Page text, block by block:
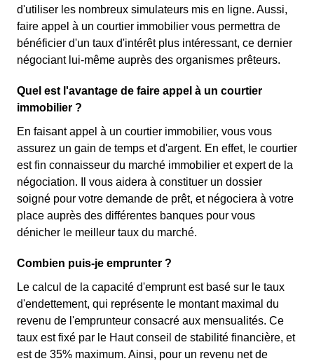
d'utiliser les nombreux simulateurs mis en ligne. Aussi,
faire appel à un courtier immobilier vous permettra de
bénéficier d'un taux d'intérêt plus intéressant, ce dernier
négociant lui-même auprès des organismes prêteurs.
Quel est l'avantage de faire appel à un courtier
immobilier ?
En faisant appel à un courtier immobilier, vous vous
assurez un gain de temps et d'argent. En effet, le courtier
est fin connaisseur du marché immobilier et expert de la
négociation. Il vous aidera à constituer un dossier
soigné pour votre demande de prêt, et négociera à votre
place auprès des différentes banques pour vous
dénicher le meilleur taux du marché.
Combien puis-je emprunter ?
Le calcul de la capacité d'emprunt est basé sur le taux
d'endettement, qui représente le montant maximal du
revenu de l'emprunteur consacré aux mensualités. Ce
taux est fixé par le Haut conseil de stabilité financière, et
est de 35% maximum. Ainsi, pour un revenu net de